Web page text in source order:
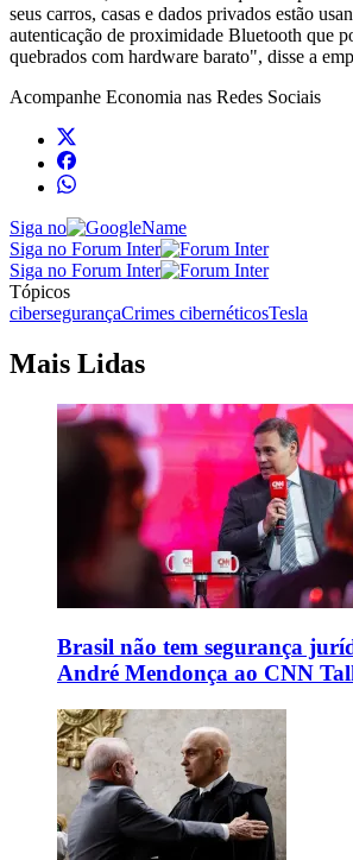
seus carros, casas e dados privados estão
autenticação de proximidade Bluetooth que
quebrados com hardware barato", disse a
Acompanhe Economia nas Redes Sociais
Siga no
Siga no Forum Inter
Siga no Forum Inter
Tópicos
cibersegurançaCrimes cibernéticosTesla
Mais Lidas
Brasil não tem segurança
André Mendonça ao CNN